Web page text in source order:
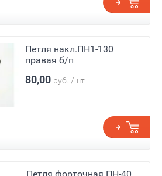
Петля накл.ПН1-130
правая б/п
80,00 руб. /шт